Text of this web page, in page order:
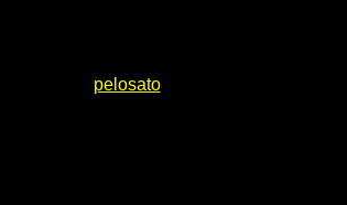
pelosato